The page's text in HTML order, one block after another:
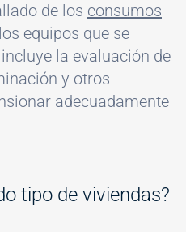
de los consumos
equipos que se
la evaluación de
y otros
adecuadamente
tipo de viviendas?